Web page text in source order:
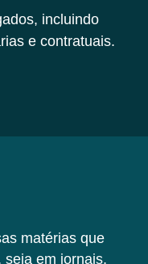
incluindo
e contratuais.
matérias que
em jornais,